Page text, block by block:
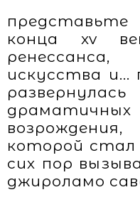
конца xv
искусства и...
которой стал
сих пор
джироламо